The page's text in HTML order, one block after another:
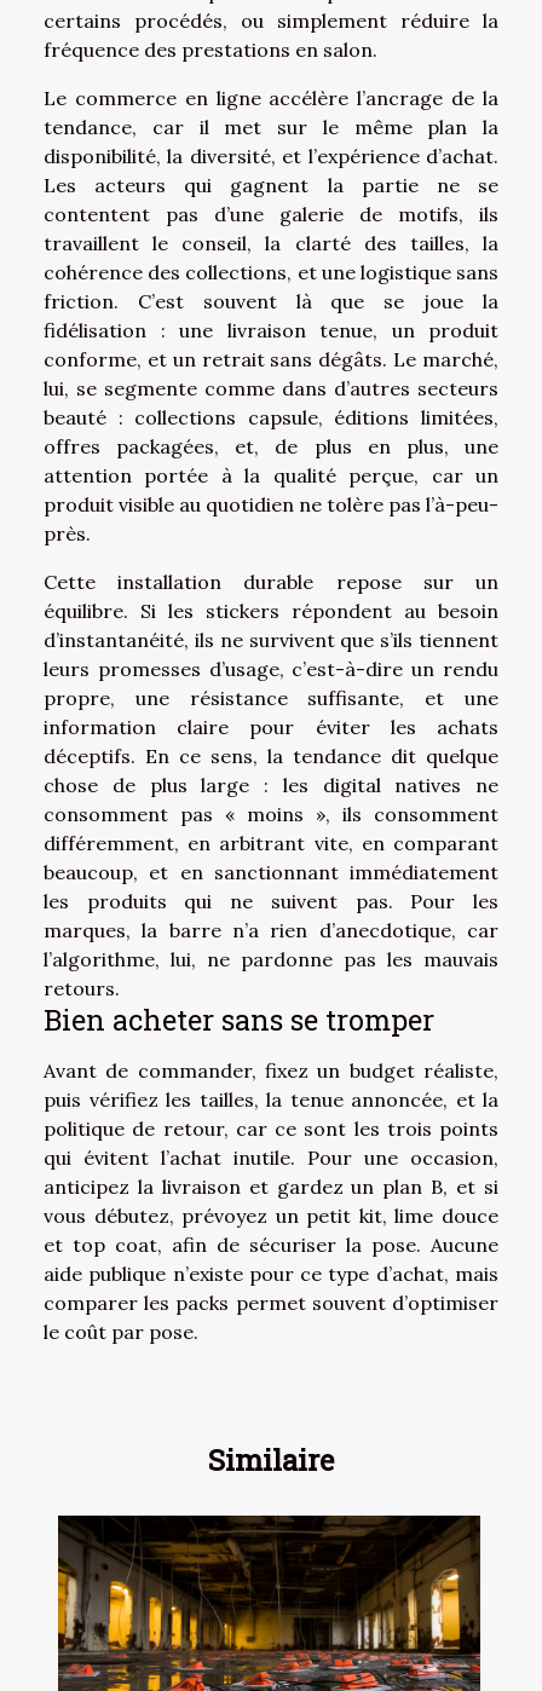
certains procédés, ou simplement réduire la
fréquence des prestations en salon.
Le commerce en ligne accélère l’ancrage de la
tendance, car il met sur le même plan la
disponibilité, la diversité, et l’expérience d’achat.
Les acteurs qui gagnent la partie ne se
contentent pas d’une galerie de motifs, ils
travaillent le conseil, la clarté des tailles, la
cohérence des collections, et une logistique sans
friction. C’est souvent là que se joue la
fidélisation : une livraison tenue, un produit
conforme, et un retrait sans dégâts. Le marché,
lui, se segmente comme dans d’autres secteurs
beauté : collections capsule, éditions limitées,
offres packagées, et, de plus en plus, une
attention portée à la qualité perçue, car un
produit visible au quotidien ne tolère pas l’à-peu-
près.
Cette installation durable repose sur un
équilibre. Si les stickers répondent au besoin
d’instantanéité, ils ne survivent que s’ils tiennent
leurs promesses d’usage, c’est-à-dire un rendu
propre, une résistance suffisante, et une
information claire pour éviter les achats
déceptifs. En ce sens, la tendance dit quelque
chose de plus large : les digital natives ne
consomment pas « moins », ils consomment
différemment, en arbitrant vite, en comparant
beaucoup, et en sanctionnant immédiatement
les produits qui ne suivent pas. Pour les
marques, la barre n’a rien d’anecdotique, car
l’algorithme, lui, ne pardonne pas les mauvais
retours.
Bien acheter sans se tromper
Avant de commander, fixez un budget réaliste,
puis vérifiez les tailles, la tenue annoncée, et la
politique de retour, car ce sont les trois points
qui évitent l’achat inutile. Pour une occasion,
anticipez la livraison et gardez un plan B, et si
vous débutez, prévoyez un petit kit, lime douce
et top coat, afin de sécuriser la pose. Aucune
aide publique n’existe pour ce type d’achat, mais
comparer les packs permet souvent d’optimiser
le coût par pose.
Similaire